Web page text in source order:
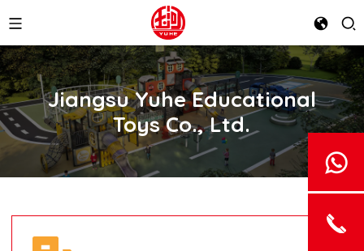
Jiangsu Yuhe Educational
Toys Co., Ltd.